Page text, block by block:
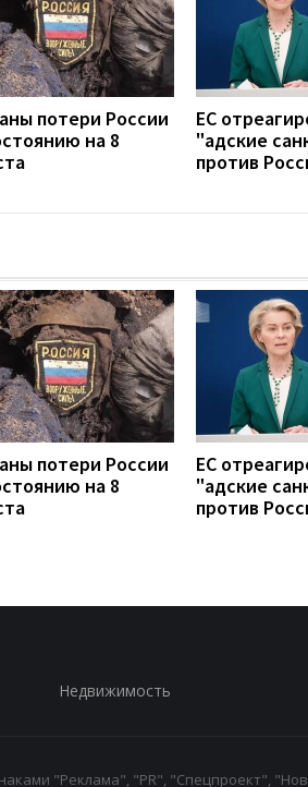
потери России
на 8
ЕС
"адские
против
потери России
на 8
ЕС
"адские
против
Недвижимость
"Реклама", "PR", "Спецпроект",